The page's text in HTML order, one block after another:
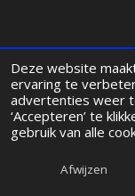
Deze website
ervaring te
advertenties weer
‘Accepteren’ te
gebruik van alle
Afwijzen
BE0890.795.540